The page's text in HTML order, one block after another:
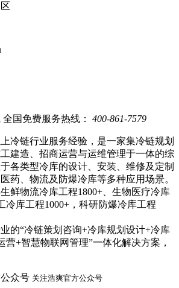
全国免费服务热线： 400-861-7579
冷链行业服务经验，是一家集冷链规划
建造、招商运营与运维管理于一体的综
各类型冷库的设计、安装、维修及定制
药、物流及防爆冷库等多种应用场景。
鲜物流冷库工程1800+、生物医疗冷库
冷库工程1000+，科研防爆冷库工程
的“冷链策划咨询+冷库规划设计+冷库
营+智慧物联网管理”一体化解决方案，
关注浩爽官方公众号